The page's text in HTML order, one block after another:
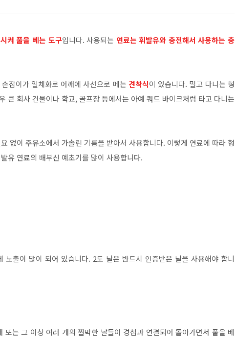
켜 풀을 베는 도구입니다. 사용되는 연료는 휘발유와 충전해서 사용하는 충
잡이가 일체화로 어깨에 사선으로 메는 견착식이 있습니다. 밀고 다니는 형
큰 회사 건물이나 학교, 골프장 등에서는 아예 쿼드 바이크처럼 타고 다니는
없이 주유소에서 가솔린 기름을 받아서 사용합니다. 이렇게 연료에 따라 형
유 연료의 배부신 예초기를 많이 사용합니다.
노출이 많이 되어 있습니다. 2도 날은 반드시 인증받은 날을 사용해야 합니
는 그 이상 여러 개의 짤막한 날들이 경첩과 연결되어 돌아가면서 풀을 베